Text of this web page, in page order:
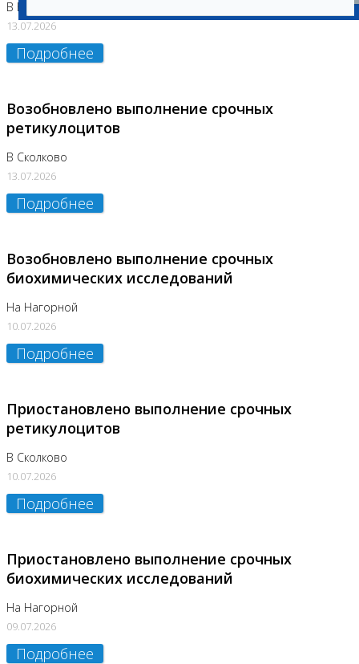
В Бутово
13.07.2026
Подробнее
Возобновлено выполнение срочных
ретикулоцитов
В Сколково
13.07.2026
Подробнее
Возобновлено выполнение срочных
биохимических исследований
На Нагорной
10.07.2026
Подробнее
Приостановлено выполнение срочных
ретикулоцитов
В Сколково
10.07.2026
Подробнее
Приостановлено выполнение срочных
биохимических исследований
На Нагорной
09.07.2026
Подробнее